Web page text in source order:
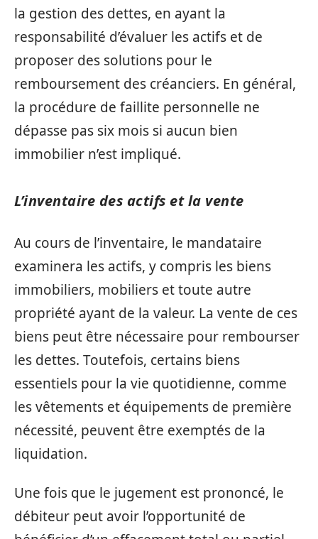
la gestion des dettes, en ayant la
responsabilité d’évaluer les actifs et de
proposer des solutions pour le
remboursement des créanciers. En général,
la procédure de faillite personnelle ne
dépasse pas six mois si aucun bien
immobilier n’est impliqué.
L’inventaire des actifs et la vente
Au cours de l’inventaire, le mandataire
examinera les actifs, y compris les biens
immobiliers, mobiliers et toute autre
propriété ayant de la valeur. La vente de ces
biens peut être nécessaire pour rembourser
les dettes. Toutefois, certains biens
essentiels pour la vie quotidienne, comme
les vêtements et équipements de première
nécessité, peuvent être exemptés de la
liquidation.
Une fois que le jugement est prononcé, le
débiteur peut avoir l’opportunité de